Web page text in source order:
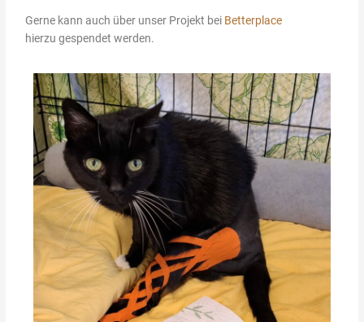
Gerne kann auch über unser Projekt bei Betterplace
hierzu gespendet werden.